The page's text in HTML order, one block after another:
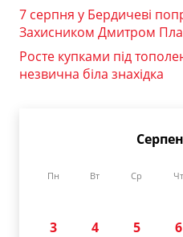
7 серпня у Бердичеві
Захисником Дмитром
Росте купками під
незвична біла знахідка
Пн Вт Ср Чт
3
4 5 6